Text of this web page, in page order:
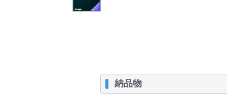
納品物